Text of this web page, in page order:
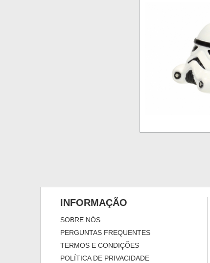
INFORMAÇÃO
SOBRE NÓS
PERGUNTAS FREQUENTES
TERMOS E CONDIÇÕES
POLÍTICA DE PRIVACIDADE